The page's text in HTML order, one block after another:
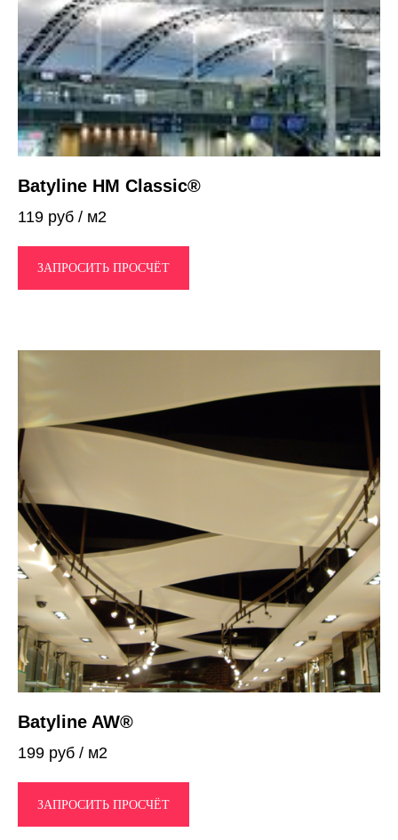
Batyline HM Classic®
119 руб / м2
ЗАПРОСИТЬ ПРОСЧЁТ
Batyline AW®
199 руб / м2
ЗАПРОСИТЬ ПРОСЧЁТ